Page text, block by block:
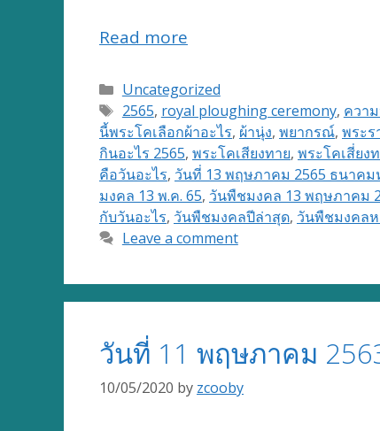
Read more
Categories
Uncategorized
Tags
2565, royal ploughing ceremony, ควา
นี้พระโคเลือกผ้าอะไร, ผ้านุ่ง, พยากรณ์, พระ
กินอะไร 2565, พระโคเสียงทาย, พระโคเสี่ยง
คือวันอะไร, วันที่ 13 พฤษภาคม 2565 ธนาคม
มงคล 13 พ.ค. 65, วันพืชมงคล 13 พฤษภาคม
กับวันอะไร, วันพืชมงคลปีล่าสุด, วันพืชมงคล
Leave a comment
วันที่ 11 พฤษภาคม
10/05/2020 by zcooby